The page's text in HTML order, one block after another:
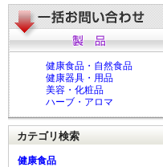
健康食品・自然食品
健康器具・用品
美容・化粧品
ハーブ・アロマ
カテゴリ検索
健康食品